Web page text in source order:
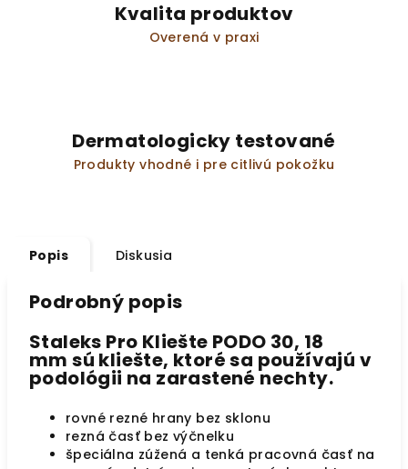
Kvalita produktov
Overená v praxi
Dermatologicky testované
Produkty vhodné i pre citlivú pokožku
Popis Diskusia
Podrobný popis
Staleks Pro Kliešte PODO 30, 18
mmsú kliešte, ktoré sa používajú v
podológii na zarastené nechty.
rovné rezné hrany bez sklonu
rezná časť bez výčnelku
špeciálna zúžená a tenká pracovná časť na